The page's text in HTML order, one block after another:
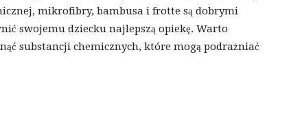
mikrofibry, bambusa i frotte są dobrymi
swojemu dziecku najlepszą opiekę. Warto
substancji chemicznych, które mogą podrażniać